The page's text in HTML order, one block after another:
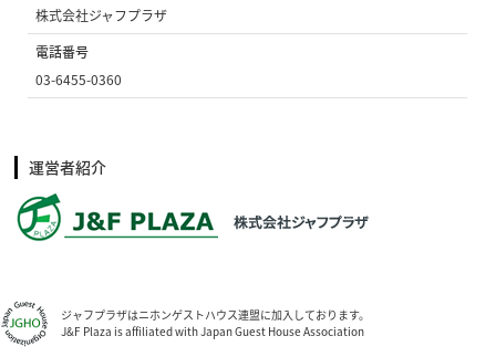
株式会社ジャフプラザ
電話番号
03-6455-0360
運営者紹介
ジャフプラザはニホンゲストハウス連盟に加入しております。
J&F Plaza is affiliated with Japan Guest House Association